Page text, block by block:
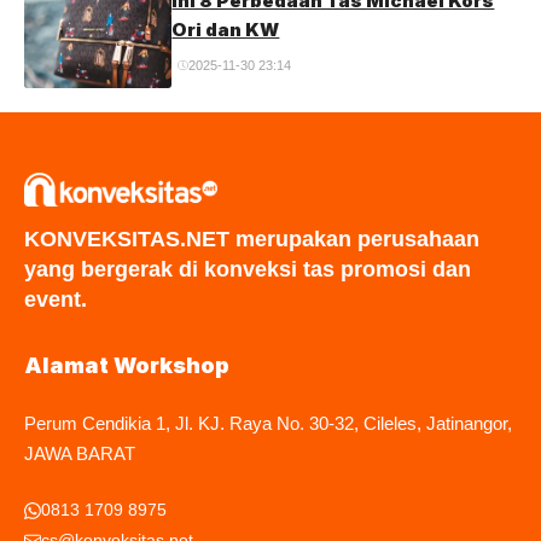
Ori dan KW
2025-11-30 23:14
KONVEKSITAS.NET merupakan perusahaan
yang bergerak di konveksi tas promosi dan
event.
Alamat Workshop
Perum Cendikia 1, Jl. KJ. Raya No. 30-32, Cileles, Jatinangor,
JAWA BARAT
0813 1709 8975